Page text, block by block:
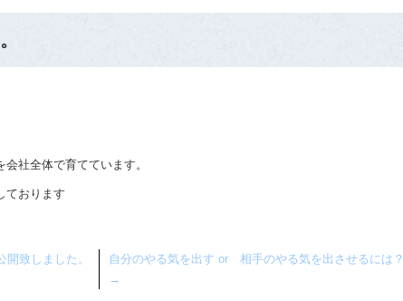
社全体で育てています。
ております
開致しました。
自分のやる気を出す or 相手のやる気を出させるには？
→